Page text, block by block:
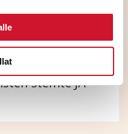
stemte JA